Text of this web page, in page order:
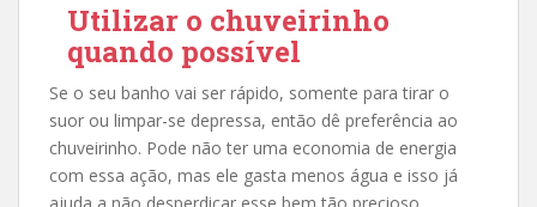
Utilizar o chuveirinho
quando possível
Se o seu banho vai ser rápido, somente para tirar o
suor ou limpar-se depressa, então dê preferência ao
chuveirinho. Pode não ter uma economia de energia
com essa ação, mas ele gasta menos água e isso já